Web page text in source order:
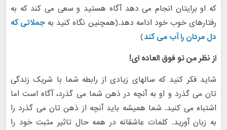
که او برایتان انجام می دهد آگاه هستید و سعی می کند که به
رفتارهای خوب خود ادامه دهد.(همچنین نگاه کنید به جملاتی که
دل مردان را آب می کند)
از نظر من تو فوق العاده ای!
شاید فکر کنید که سالهای زیادی از رابطه شما با شریک زندگی
تان می گذرد و او به آنچه در ذهن شما می گذرد، آگاه است اما
اشتباه می کنید. شما همیشه باید آنچه از ذهن تان می گذرد را
به زبان آورید. کلمات عاشقانه در همه حال تاثیر مثبت خود را